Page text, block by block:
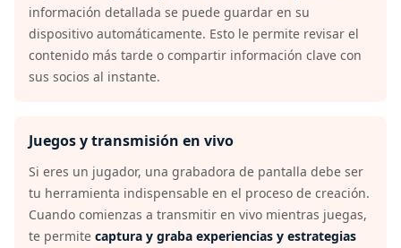
información detallada se puede guardar en su
dispositivo automáticamente. Esto le permite revisar el
contenido más tarde o compartir información clave con
sus socios al instante.
Juegos y transmisión en vivo
Si eres un jugador, una grabadora de pantalla debe ser
tu herramienta indispensable en el proceso de creación.
Cuando comienzas a transmitir en vivo mientras juegas,
te permite captura y graba experiencias y estrategias